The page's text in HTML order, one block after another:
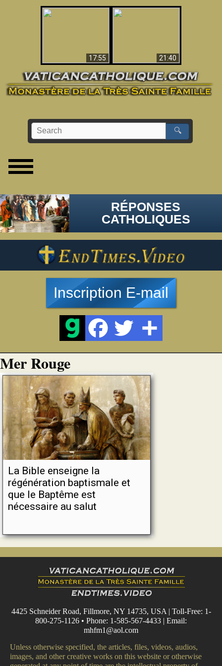
17:55
21:40
🔍
RÉPONSES
CATHOLIQUES
Inscription E-mail
Mer Rouge
La Bible enseigne la
régénération baptismale et
que le Baptême est
nécessaire au salut
4425 Schneider Road, Fillmore, NY 14735, USA | Toll-Free: 1-
800-275-1126 • Phone: 1-585-567-4433 | Email:
mhfm1@aol.com
Unless otherwise specified, the articles, files, videos, audios,
images, and other creative works on this website or otherwise